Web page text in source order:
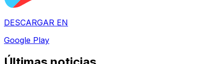
DESCARGAR EN
Google Play